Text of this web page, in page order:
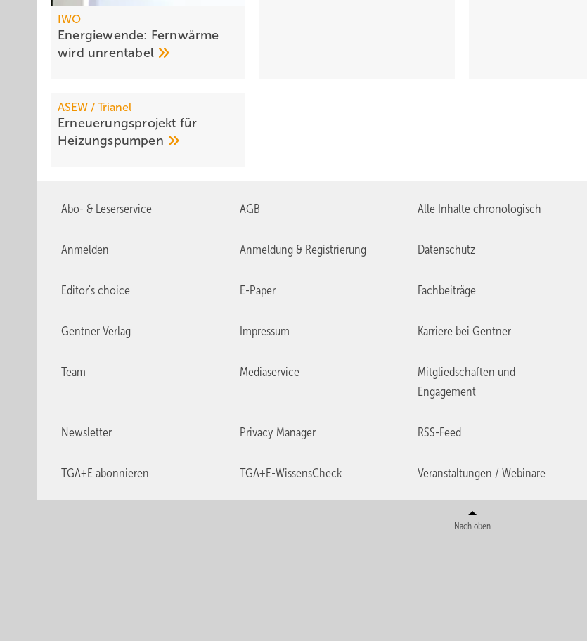
IWO
Energiewende: Fernwärme
wird unrentabel
ASEW / Trianel
Erneuerungsprojekt für
Heizungspumpen
Abo- & Leserservice AGB Alle Inhalte chronologisch
Anmelden Anmeldung & Registrierung Datenschutz
Editor's choice E-Paper Fachbeiträge
Gentner Verlag Impressum Karriere bei Gentner
Team Mediaservice
Mitgliedschaften und
Engagement
Newsletter Privacy Manager RSS-Feed
TGA+E abonnieren TGA+E-WissensCheck Veranstaltungen / Webinare
Nach oben